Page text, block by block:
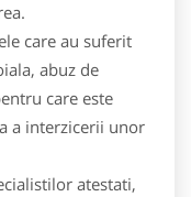
care au suferit
abuz de
care este
a interzicerii unor
atestati,